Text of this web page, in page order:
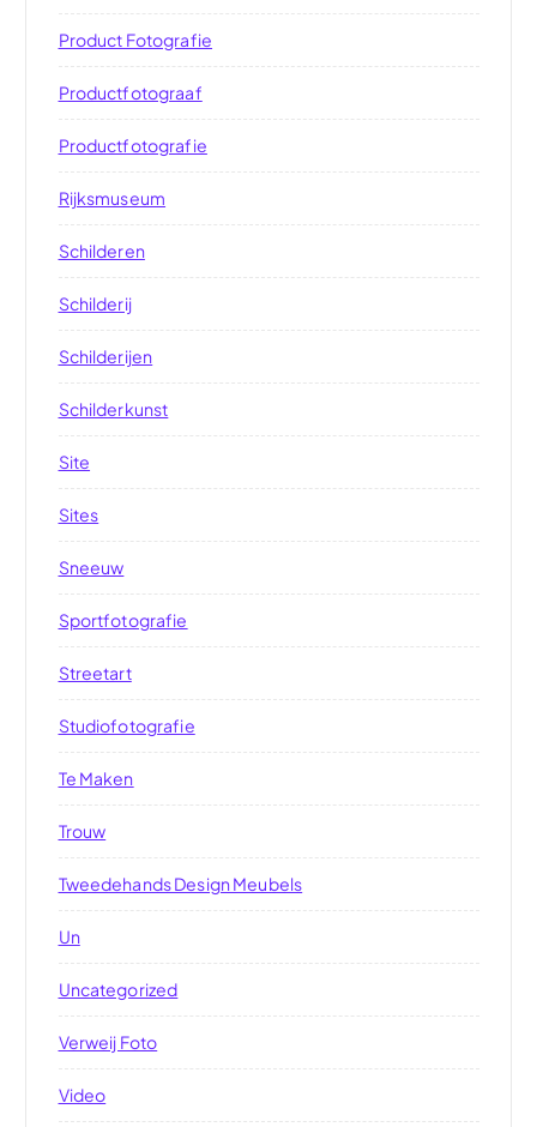
Product Fotografie
Productfotograaf
Productfotografie
Rijksmuseum
Schilderen
Schilderij
Schilderijen
Schilderkunst
Site
Sites
Sneeuw
Sportfotografie
Streetart
Studiofotografie
Te Maken
Trouw
Tweedehands Design Meubels
Un
Uncategorized
Verweij Foto
Video